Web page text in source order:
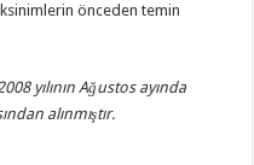
önceden temin
yılının Ağustos ayında
alınmıştır.